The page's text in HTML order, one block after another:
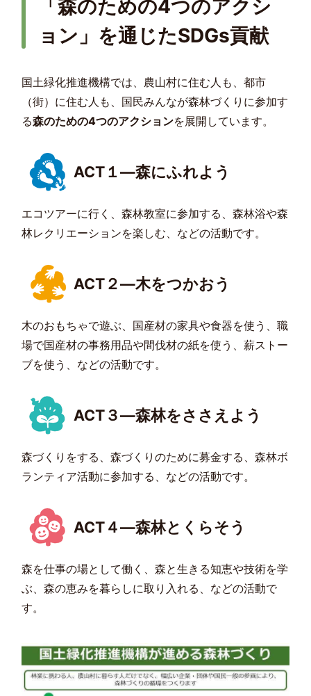
「森のための4つのアクシ
ョン」を通じたSDGs貢献
国土緑化推進機構では、農山村に住む人も、都市
（街）に住む人も、国民みんなが森林づくりに参加す
る森のための4つのアクションを展開しています。
ACT１―森にふれよう
エコツアーに行く、森林教室に参加する、森林浴や森
林レクリエーションを楽しむ、などの活動です。
ACT２―木をつかおう
木のおもちゃで遊ぶ、国産材の家具や食器を使う、職
場で国産材の事務用品や間伐材の紙を使う、薪ストー
ブを使う、などの活動です。
ACT３―森林をささえよう
森づくりをする、森づくりのために募金する、森林ボ
ランティア活動に参加する、などの活動です。
ACT４―森林とくらそう
森を仕事の場として働く、森と生きる知恵や技術を学
ぶ、森の恵みを暮らしに取り入れる、などの活動で
す。